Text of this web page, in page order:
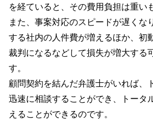
を経ていると、その費用負担は重い
また、事案対応のスピードが遅くな
する社内の人件費が増えるほか、初
裁判になるなどして損失が増大する
す。
顧問契約を結んだ弁護士がいれば、
迅速に相談することができ、トータ
えることができるのです。